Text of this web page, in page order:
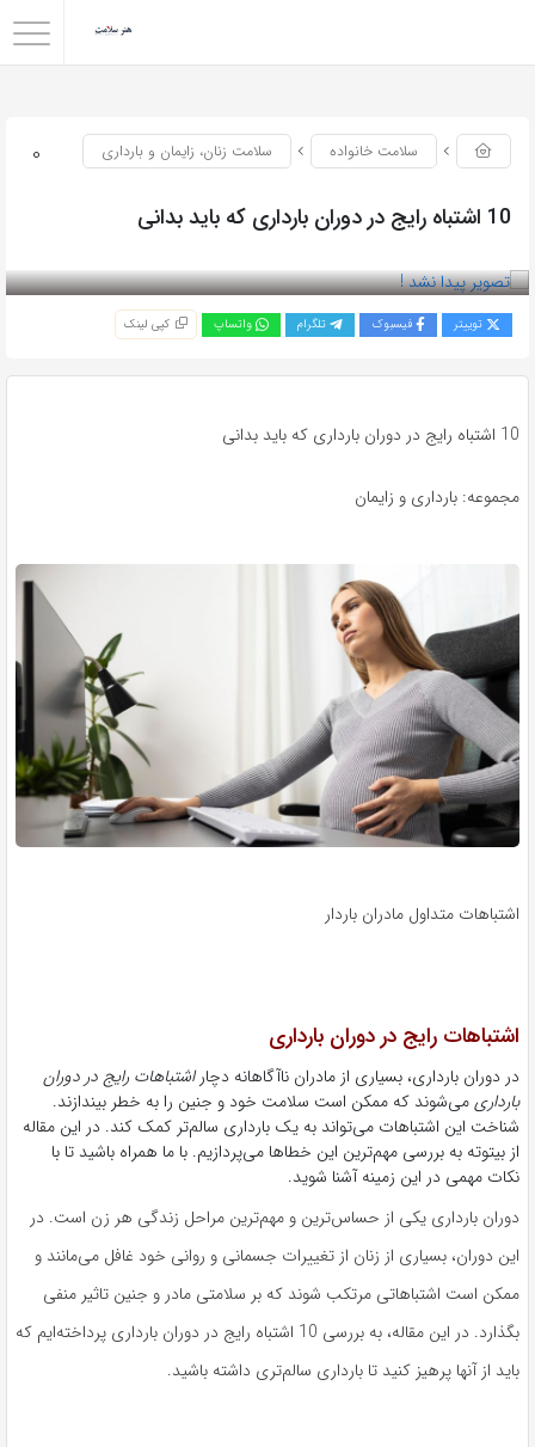
0 سلامت خانواده سلامت زنان، زایمان و بارداری
10 اشتباه رایج در دوران بارداری که باید بدانی
توییتر فیسبوک تلگرام واتساپ کپی لینک
10 اشتباه رایج در دوران بارداری که باید بدانی
مجموعه: بارداری و زایمان
اشتباهات متداول مادران باردار
اشتباهات رایج در دوران بارداری
در دوران بارداری، بسیاری از مادران ناآگاهانه دچاراشتباهات رایج در دوران
بارداریمی‌شوند که ممکن است سلامت خود و جنین را به خطر بیندازند.
شناخت این اشتباهات می‌تواند به یک بارداری سالم‌تر کمک کند. در این مقاله
از بیتوته به بررسی مهم‌ترین این خطاها می‌پردازیم. با ما همراه باشید تا با
نکات مهمی در این زمینه آشنا شوید.
دوران بارداری یکی از حساس‌ترین و مهم‌ترین مراحل زندگی هر زن است. در
این دوران، بسیاری از زنان از تغییرات جسمانی و روانی خود غافل می‌مانند و
ممکن است اشتباهاتی مرتکب شوند که بر سلامتی مادر و جنین تاثیر منفی
بگذارد. در این مقاله، به بررسی 10 اشتباه رایج در دوران بارداری پرداخته‌ایم که
باید از آنها پرهیز کنید تا بارداری سالم‌تری داشته باشید.